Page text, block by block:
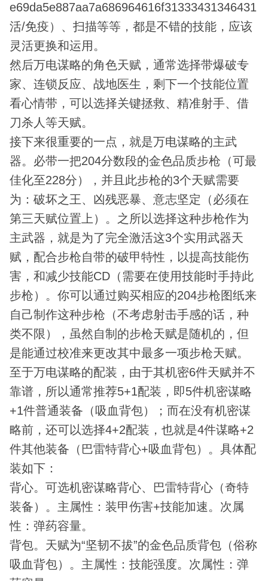
e69da5e887aa7a686964616f31333431346431
活/免疫）、扫描等等，都是不错的技能，应该
灵活更换和运用。
然后万电谋略的角色天赋，通常选择带爆破专
家、连锁反应、战地医生，剩下一个技能位置
看心情带，可以选择关键拯救、精准射手、借
刀杀人等天赋。
接下来很重要的一点，就是万电谋略的主武
器。必带一把204分数段的金色品质步枪（可最
佳化至228分），并且此步枪的3个天赋需要
为：破坏之王、凶残恶暴、意志坚定（必须在
第三天赋位置上）。之所以选择这种步枪作为
主武器，就是为了完全激活这3个实用武器天
赋，配合步枪自带的破甲特性，以提高技能伤
害，和减少技能CD（需要在使用技能时手持此
步枪）。你可以通过购买相应的204步枪图纸来
自己制作这种步枪（不考虑射击手感的话，种
类不限），虽然自制的步枪天赋是随机的，但
是能通过校准来更改其中最多一项步枪天赋。
至于万电谋略的配装，由于其机密6件天赋并不
靠谱，所以通常推荐5+1配装，即5件机密谋略
+1件普通装备（吸血背包）；而在没有机密谋
略前，还可以选择4+2配装，也就是4件谋略+2
件其他装备（巴雷特背心+吸血背包）。具体配
装如下：
背心。可选机密谋略背心、巴雷特背心（奇特
装备）。主属性：装甲伤害+技能加速。次属
性：弹药容量。
背包。天赋为“坚韧不拔”的金色品质背包（俗称
吸血背包）。主属性：技能强度。次属性：弹